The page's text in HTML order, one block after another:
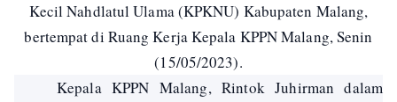
Kecil Nahdlatul Ulama (KPKNU) Kabupaten Malang,
bertempat di Ruang Kerja Kepala KPPN Malang, Senin
(15/05/2023).
Kepala KPPN Malang, Rintok Juhirman dalam